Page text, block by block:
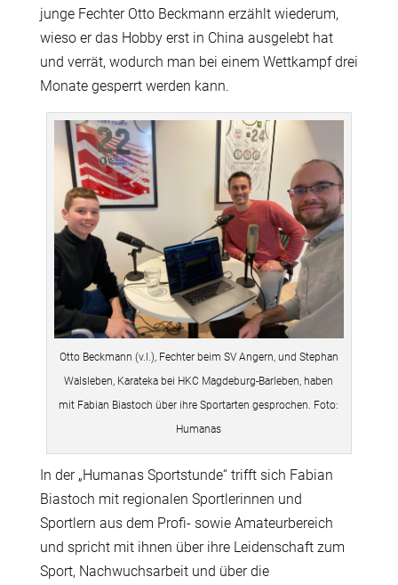
junge Fechter Otto Beckmann erzählt wiederum,
wieso er das Hobby erst in China ausgelebt hat
und verrät, wodurch man bei einem Wettkampf drei
Monate gesperrt werden kann.
Otto Beckmann (v.l.), Fechter beim SV Angern, und Stephan
Walsleben, Karateka bei HKC Magdeburg-Barleben, haben
mit Fabian Biastoch über ihre Sportarten gesprochen. Foto:
Humanas
In der „Humanas Sportstunde“ trifft sich Fabian
Biastoch mit regionalen Sportlerinnen und
Sportlern aus dem Profi- sowie Amateurbereich
und spricht mit ihnen über ihre Leidenschaft zum
Sport, Nachwuchsarbeit und über die